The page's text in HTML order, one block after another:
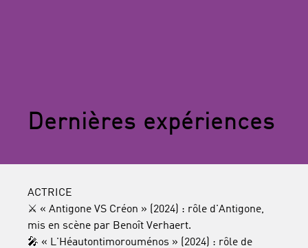
Dernières expériences
ACTRICE
⚔️ « Antigone VS Créon » (2024) : rôle d'Antigone,
mis en scène par Benoît Verhaert.
🎤 « L'Héautontimorouménos » (2024) : rôle de